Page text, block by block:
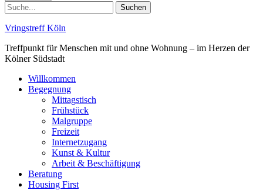
Suche
Vringstreff Köln
Treffpunkt für Menschen mit und ohne Wohnung – im Herzen der
Kölner Südstadt
Willkommen
Begegnung
Mittagstisch
Frühstück
Malgruppe
Freizeit
Internetzugang
Kunst & Kultur
Arbeit & Beschäftigung
Beratung
Housing First